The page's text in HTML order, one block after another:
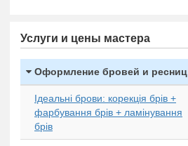
Услуги и цены мастера
Оформление бровей и ресниц
Ідеальні брови: корекція брів +
фарбування брів + ламінування
брів